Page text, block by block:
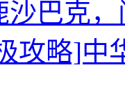
沙巴克
攻略]中